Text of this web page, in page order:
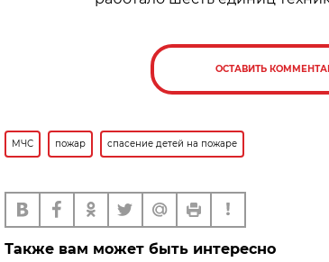
ОСТАВИТЬ
МЧС пожар спасение детей на пожаре
Также вам может быть интересно